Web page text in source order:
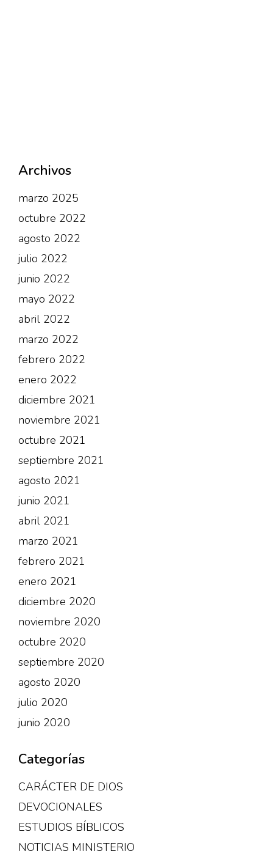
Archivos
marzo 2025
octubre 2022
agosto 2022
julio 2022
junio 2022
mayo 2022
abril 2022
marzo 2022
febrero 2022
enero 2022
diciembre 2021
noviembre 2021
octubre 2021
septiembre 2021
agosto 2021
junio 2021
abril 2021
marzo 2021
febrero 2021
enero 2021
diciembre 2020
noviembre 2020
octubre 2020
septiembre 2020
agosto 2020
julio 2020
junio 2020
Categorías
CARÁCTER DE DIOS
DEVOCIONALES
ESTUDIOS BÍBLICOS
NOTICIAS MINISTERIO